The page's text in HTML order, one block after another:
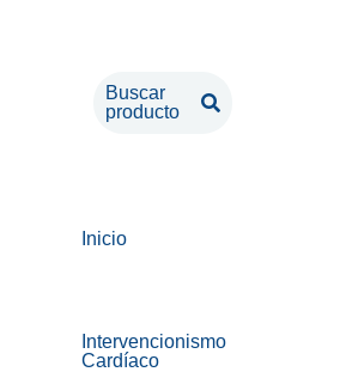
Buscar
producto
Inicio
Intervencionismo
Cardíaco